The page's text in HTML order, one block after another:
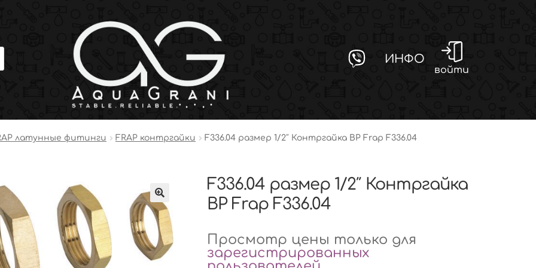
ИНФО
войти
латунные фитинги FRAP контргайки F336.04 размер 1/2″ Контргайка ВР Frap F336.04
F336.04 размер 1/2″ Контргайка
ВР Frap F336.04
Просмотр цены только для
зарегистрированных